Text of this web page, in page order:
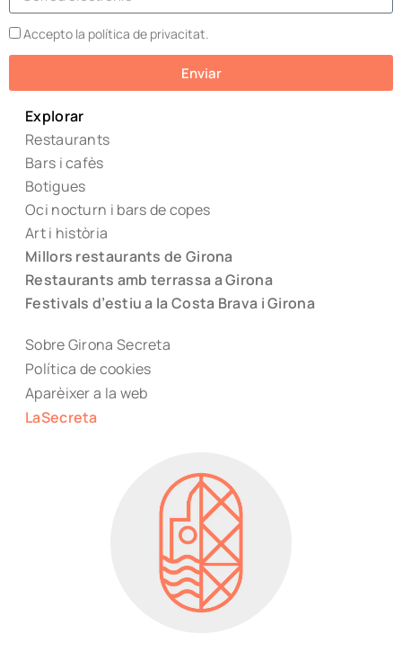
Accepto la política de privacitat.
Enviar
Explorar
Restaurants
Bars i cafès
Botigues
Oci nocturn i bars de copes
Art i història
Millors restaurants de Girona
Restaurants amb terrassa a Girona
Festivals d’estiu a la Costa Brava i Girona
Sobre Girona Secreta
Política de cookies
Aparèixer a la web
LaSecreta